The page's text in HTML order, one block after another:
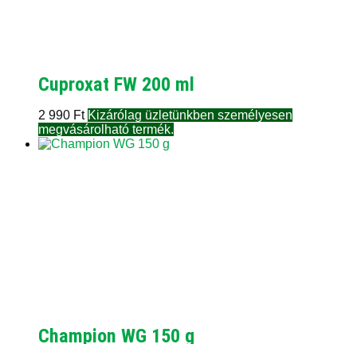
Cuproxat FW 200 ml
2 990 Ft Kizárólag üzletünkben személyesen
megvásárolható termék.
Champion WG 150 g